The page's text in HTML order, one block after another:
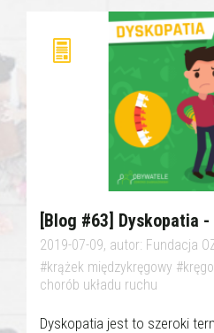
[Blog #63] Dyskopatia
2019-07-09, autor: Fundacja
#krążek międzykręgowy
chorób układu ruchu
Dyskopatia jest to szeroki